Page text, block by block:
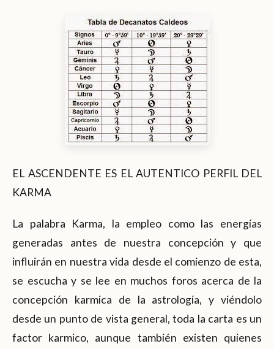
EL ASCENDENTE ES EL AUTENTICO PERFIL DEL
KARMA
La palabra Karma, la empleo como las energías
generadas antes de nuestra concepción y que
influirán en nuestra vida desde el comienzo de esta,
se escucha y se lee en muchos foros acerca de la
concepción karmica de la astrología, y viéndolo
desde un punto de vista general, toda la carta es un
factor karmico, aunque también existen quienes